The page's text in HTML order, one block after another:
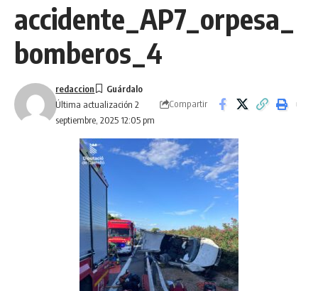
accidente_AP7_orpesa_
bomberos_4
Última actualización 2
septiembre, 2025 12:05 pm
redaccion
Compartir